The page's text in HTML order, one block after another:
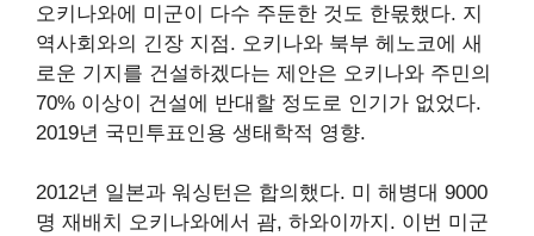
오키나와에 미군이 다수 주둔한 것도 한몫했다. 지
역사회와의 긴장 지점. 오키나와 북부 헤노코에 새
로운 기지를 건설하겠다는 제안은 오키나와 주민의
70% 이상이 건설에 반대할 정도로 인기가 없었다.
2019년 국민투표 인용 생태학적 영향.
2012년 일본과 워싱턴은 합의했다. 미 해병대 9000
명 재배치
오키나와에서 괌, 하와이까지. 이번 미군